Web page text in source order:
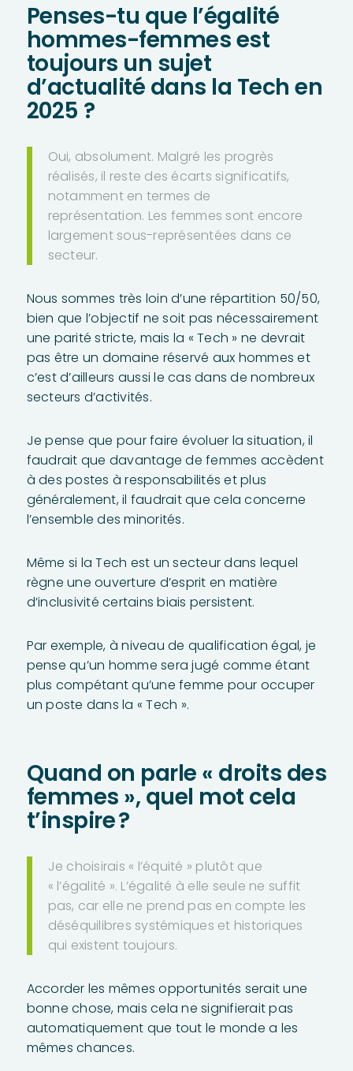
Penses-tu que l’égalité
hommes-femmes est
toujours un sujet
d’actualité dans la Tech en
2025 ?
Oui, absolument. Malgré les progrès
réalisés, il reste des écarts significatifs,
notamment en termes de
représentation. Les femmes sont encore
largement sous-représentées dans ce
secteur.
Nous sommes très loin d’une répartition 50/50,
bien que l’objectif ne soit pas nécessairement
une parité stricte, mais la « Tech » ne devrait
pas être un domaine réservé aux hommes et
c’est d’ailleurs aussi le cas dans de nombreux
secteurs d’activités.
Je pense que pour faire évoluer la situation, il
faudrait que davantage de femmes accèdent
à des postes à responsabilités et plus
généralement, il faudrait que cela concerne
l’ensemble des minorités.
Même si la Tech est un secteur dans lequel
règne une ouverture d’esprit en matière
d’inclusivité certains biais persistent.
Par exemple, à niveau de qualification égal, je
pense qu’un homme sera jugé comme étant
plus compétant qu’une femme pour occuper
un poste dans la « Tech ».
Quand on parle « droits des
femmes », quel mot cela
t’inspire ?
Je choisirais « l’équité » plutôt que
« l’égalité ». L’égalité à elle seule ne suffit
pas, car elle ne prend pas en compte les
déséquilibres systémiques et historiques
qui existent toujours.
Accorder les mêmes opportunités serait une
bonne chose, mais cela ne signifierait pas
automatiquement que tout le monde a les
mêmes chances.